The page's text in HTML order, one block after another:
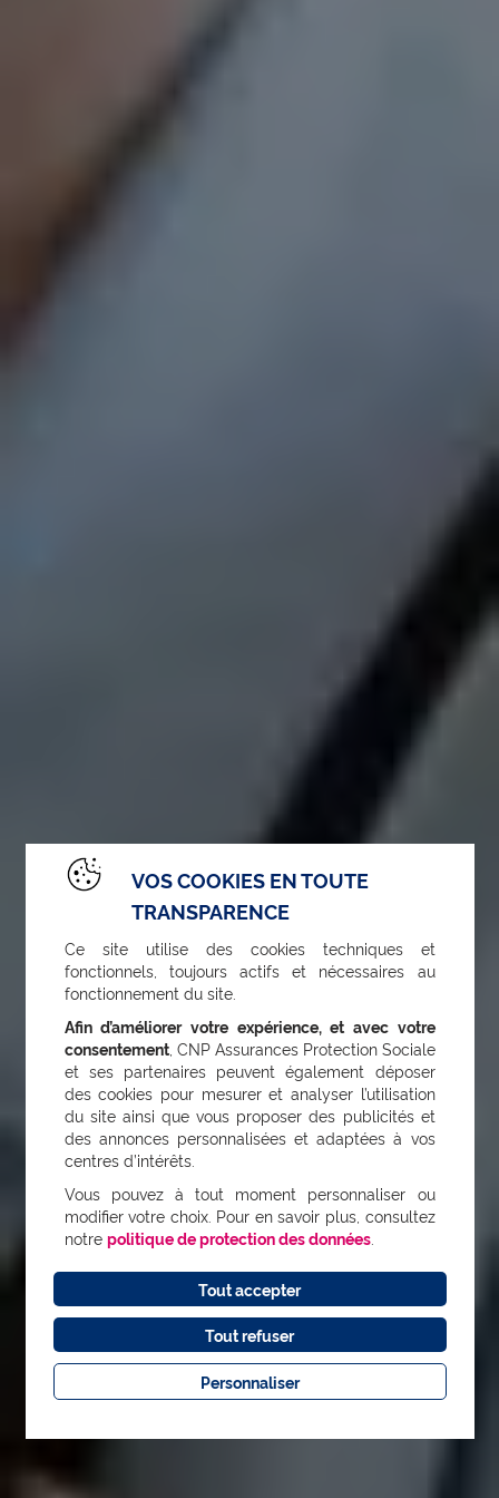
VOS COOKIES EN TOUTE
TRANSPARENCE
Ce site utilise des cookies techniques et
fonctionnels, toujours actifs et nécessaires au
fonctionnement du site.
Afin d’améliorer votre expérience, et avec votre
consentement, CNP Assurances Protection Sociale
et ses partenaires peuvent également déposer
des cookies pour mesurer et analyser l’utilisation
du site ainsi que vous proposer des publicités et
des annonces personnalisées et adaptées à vos
centres d’intérêts.
Vous pouvez à tout moment personnaliser ou
modifier votre choix. Pour en savoir plus, consultez
notre politique de protection des données.
Personnaliser
Tout refuser
Tout accepter